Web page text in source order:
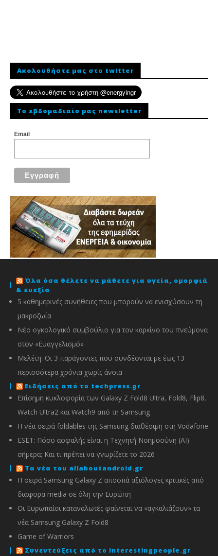
Ακολουθήστε μας στο twitter
To εβδομαδιαίο μας newsletter
Email
Όλα όσα θέλετε να μάθετε για υγεία, ομορφιά
& ευεξία
5 καθημερινές συνήθειες που μπορούν να ενισχύσουν τη
μακροζωία
Νέο ογκολογικό συμβούλιο για τον καρκίνο του πνεύμονα
στον «Ευαγγελισμό»
Μελέτη: Οι 3 παράγοντες που συνδέονται με έως 13
περισσότερα χρόνια χωρίς άνοια
Ειδήσεις από το techpress.gr
Επίσημη κυκλοφορία των Galaxy Z Fold8 Ultra, Fold8, Flip8,
Watch Ultra2 και Watch9 από τη Samsung
Η νέα σειρά foldables της Samsung διαθέσιμη στη Vodafone
ESET: Πόσο ασφαλής είναι η Τεχνητή Νοημοσύνη (AI)
σήμερα; Και τι πρέπει να γνωρίζετε το 2026
Τα νέα του allaboutandroid.gr
Η σειρά Samsung Galaxy Z αποσπά αξιόλογες κριτικές από
διάφορα media σε όλη την Ευρώπη
Οι Ευρωπαίοι καταναλωτές φαίνεται να «αγκαλιάζουν» τα
νέα Samsung Galaxy Z Fold8
Game of Warriors
Συνεντεύξεις από το interestingpeople.gr